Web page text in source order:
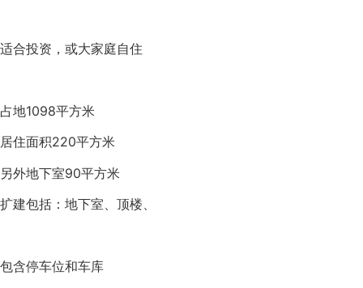
适合投资，或大家庭自住
占地1098平方米
居住面积220平方米
另外地下室90平方米
扩建包括：地下室、顶楼、
包含停车位和车库